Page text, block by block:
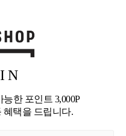
한 포인트 3,000P
혜택을 드립니다.